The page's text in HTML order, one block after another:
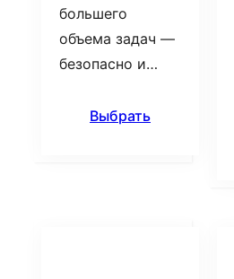
большего
объема задач —
безопасно и…
Выбрать